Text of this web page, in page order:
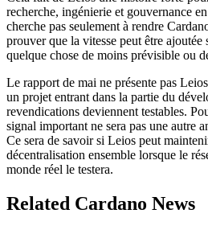
recherche, ingénierie et gouvernance
cherche pas seulement à rendre
prouver que la vitesse peut être ajoutée
quelque chose de moins prévisible ou
Le rapport de mai ne présente pas
un projet entrant dans la partie du
revendications deviennent testables.
signal important ne sera pas une autre
Ce sera de savoir si Leios peut
décentralisation ensemble lorsque le
monde réel le testera.
Related Cardano News